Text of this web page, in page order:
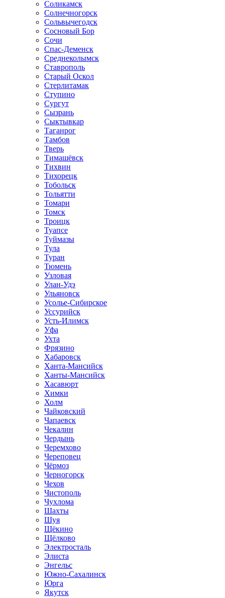
Соликамск
Солнечногорск
Сольвычегодск
Сосновый Бор
Сочи
Спас-Деменск
Среднеколымск
Ставрополь
Старый Оскол
Стерлитамак
Ступино
Сургут
Сызрань
Сыктывкар
Таганрог
Тамбов
Тверь
Тимашёвск
Тихвин
Тихорецк
Тобольск
Тольятти
Томари
Томск
Троицк
Туапсе
Туймазы
Тула
Туран
Тюмень
Узловая
Улан-Удэ
Ульяновск
Усолье-Сибирское
Уссурийск
Усть-Илимск
Уфа
Ухта
Фрязино
Хабаровск
Ханта-Мансийск
Ханты-Мансийск
Хасавюрт
Химки
Холм
Чайковский
Чапаевск
Чекалин
Чердынь
Черемхово
Череповец
Чёрмоз
Черногорск
Чехов
Чистополь
Чухлома
Шахты
Шуя
Щёкино
Щёлково
Электросталь
Элиста
Энгельс
Южно-Сахалинск
Юрга
Якутск